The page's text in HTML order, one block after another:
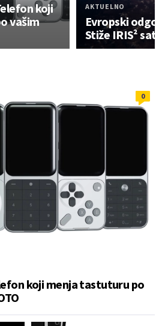
koji
vašim
AKTUELNO
Evropski
Stiže IRIS²
0
koji menja tastuturu po